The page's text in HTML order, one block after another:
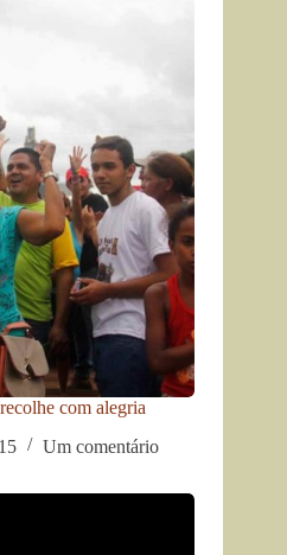
com alegria
Um comentário